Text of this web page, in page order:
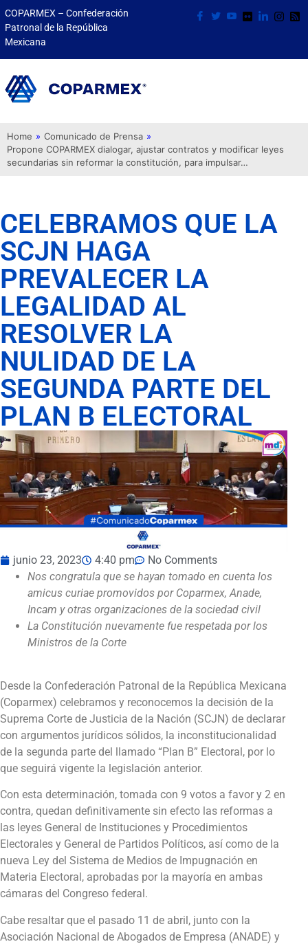
COPARMEX – Confederación
Patronal de la República
Mexicana
Home » Comunicado de Prensa »
Propone COPARMEX dialogar, ajustar contratos y modificar leyes
secundarias sin reformar la constitución, para impulsar…
CELEBRAMOS QUE LA
SCJN HAGA
PREVALECER LA
LEGALIDAD AL
RESOLVER LA
NULIDAD DE LA
SEGUNDA PARTE DEL
PLAN B ELECTORAL
junio 23, 2023 4:40 pm
No Comments
Nos congratula que se hayan tomado en cuenta los
amicus curiae promovidos por Coparmex, Anade,
Incam y otras organizaciones de la sociedad civil
La Constitución nuevamente fue respetada por los
Ministros de la Corte
Desde la Confederación Patronal de la República Mexicana
(Coparmex) celebramos y reconocemos la decisión de la
Suprema Corte de Justicia de la Nación (SCJN) de declarar
con argumentos jurídicos sólidos, la inconstitucionalidad
de la segunda parte del llamado “Plan B” Electoral, por lo
que seguirá vigente la legislación anterior.
Con esta determinación, tomada con 9 votos a favor y 2 en
contra, quedan definitivamente sin efecto las reformas a
las leyes General de Instituciones y Procedimientos
Electorales y General de Partidos Políticos, así como de la
nueva Ley del Sistema de Medios de Impugnación en
Materia Electoral, aprobadas por la mayoría en ambas
cámaras del Congreso federal.
Cabe resaltar que el pasado 11 de abril, junto con la
Asociación Nacional de Abogados de Empresa (ANADE) y